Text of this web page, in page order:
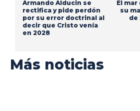
Armando Alducin se
rectifica y pide perdón
por su error doctrinal al
decir que Cristo venía
en 2028
El mar
su
de
Más noticias